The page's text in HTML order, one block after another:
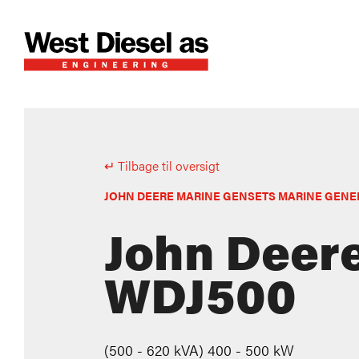
↵ Tilbage til oversigt
JOHN DEERE MARINE GENSETS MARINE
John
WDJ500
(500 - 620 kVA) 400 - 500 kW